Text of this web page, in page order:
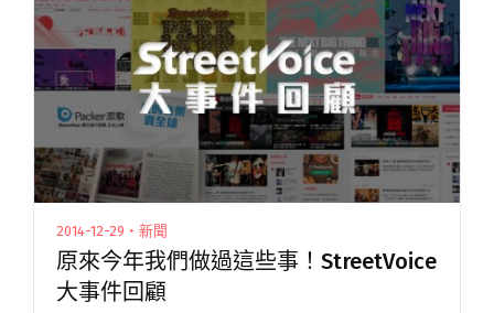
限定！大團誕生招生中"
2014-12-29・新聞
原來今年我們做過這些事！StreetVoice
大事件回顧